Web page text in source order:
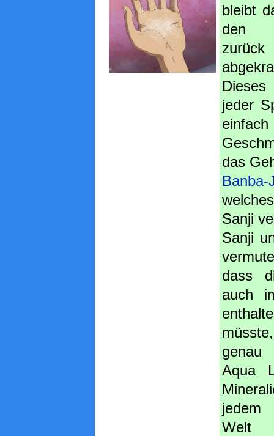
bleibt
den
jeder
das
Banba-
Sanji
Sanji
dass
auch
Aqua
Welt